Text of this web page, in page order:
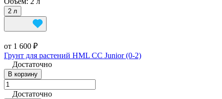
2 л
от 1 600 ₽
Грунт для растений HML CC Junior (0-2)
Достаточно
В корзину
Достаточно